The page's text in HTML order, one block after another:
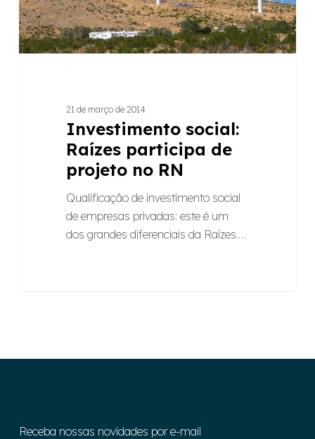
RN
21 de março de 2014
Investimento social:
Raízes participa de
projeto no RN
Qualificação de investimento social
de empresas privadas: este é um
dos grandes diferenciais da Raízes.…
Receba nossas novidades por e-mail